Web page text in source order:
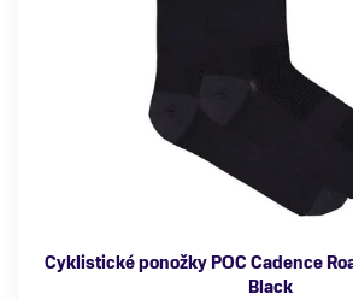
Cyklistické ponožky POC Cadence
Black